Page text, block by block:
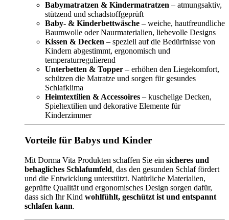
Babymatratzen & Kindermatratzen – atmungsaktiv,
stützend und schadstoffgeprüft
Baby- & Kinderbettwäsche – weiche, hautfreundliche
Baumwolle oder Naurmaterialien, liebevolle Designs
Kissen & Decken – speziell auf die Bedürfnisse von
Kindern abgestimmt, ergonomisch und
temperaturregulierend
Unterbetten & Topper – erhöhen den Liegekomfort,
schützen die Matratze und sorgen für gesundes
Schlafklima
Heimtextilien & Accessoires – kuschelige Decken,
Spieltextilien und dekorative Elemente für
Kinderzimmer
Vorteile für Babys und Kinder
Mit Dorma Vita Produkten schaffen Sie ein sicheres und
behagliches Schlafumfeld, das den gesunden Schlaf fördert
und die Entwicklung unterstützt. Natürliche Materialien,
geprüfte Qualität und ergonomisches Design sorgen dafür,
dass sich Ihr Kind wohlfühlt, geschützt ist und entspannt
schlafen kann.